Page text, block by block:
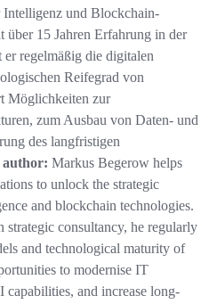
und Blockchain-
über 15 Jahren Erfahrung in der
er regelmäßig die digitalen
Reifegrad von
Möglichkeiten zur
zum Ausbau von Daten- und
des langfristigen
author: Markus Begerow helps
to unlock the strategic
and blockchain technologies.
strategic consultancy, he regularly
and technological maturity of
to modernise IT
capabilities, and increase long-